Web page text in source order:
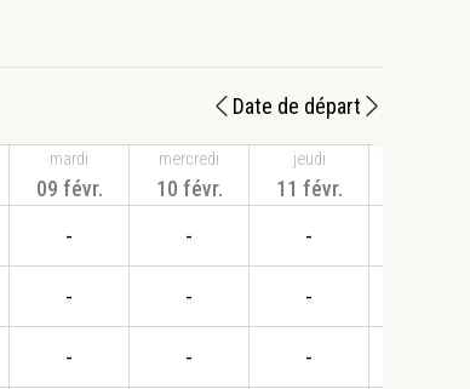
Date de départ
mardi
09 févr.
-
-
-
mercredi
10 févr.
-
-
-
jeudi
11 févr.
-
-
-